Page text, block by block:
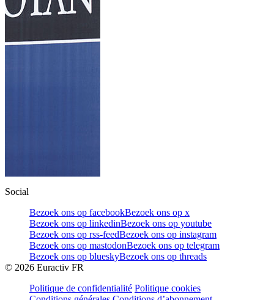
Social
Bezoek ons op facebookBezoek ons op x
Bezoek ons op linkedinBezoek ons op youtube
Bezoek ons op rss-feedBezoek ons op instagram
Bezoek ons op mastodonBezoek ons op telegram
Bezoek ons op blueskyBezoek ons op threads
© 2026 Euractiv FR
Politique de confidentialité Politique cookies